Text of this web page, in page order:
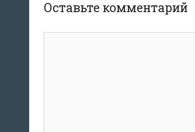
Оставьте комментарий